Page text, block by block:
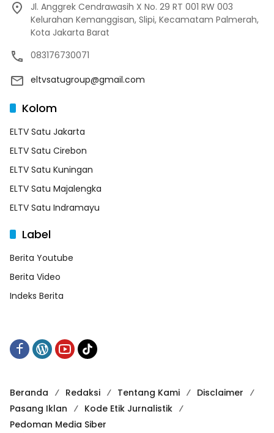
Jl. Anggrek Cendrawasih X No. 29 RT 001 RW 003
Kelurahan Kemanggisan, Slipi, Kecamatam Palmerah,
Kota Jakarta Barat
083176730071
eltvsatugroup@gmail.com
Kolom
ELTV Satu Jakarta
ELTV Satu Cirebon
ELTV Satu Kuningan
ELTV Satu Majalengka
ELTV Satu Indramayu
Label
Berita Youtube
Berita Video
Indeks Berita
Beranda Redaksi Tentang Kami
Disclaimer
Pasang Iklan
Kode Etik Jurnalistik
Pedoman Media Siber